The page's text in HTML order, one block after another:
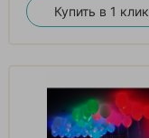
Купить в 1 клик